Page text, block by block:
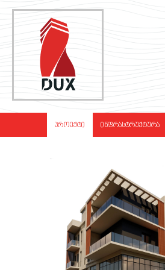
ᲛᲗᲐᲕᲐᲠᲘ
ᲞᲠᲝᲔᲥᲢᲔᲑᲘ
ᲞᲐᲠᲢᲜᲘᲝᲠᲔᲑᲘ
ᲡᲘᲐᲮᲚᲔᲔᲑᲘ
ᲞᲠᲝᲔᲥᲢᲘ ᲘᲜᲤᲠᲐᲡᲢᲠᲣᲥᲢᲣᲠᲐ